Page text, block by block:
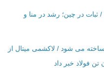
پیش بینی مصرف فولاد در سال ۲۰۲۴ / ثبات در چین؛ رشد در منا و
ساخته می شود / لاکشمی میتال از